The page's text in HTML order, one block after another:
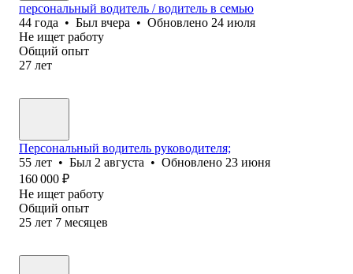
персональный водитель / водитель в семью
44 года • Был вчера • Обновлено 24 июля
Не ищет работу
Общий опыт
27 лет
Персональный водитель руководителя;
55 лет • Был 2 августа • Обновлено 23 июня
160 000 ₽
Не ищет работу
Общий опыт
25 лет 7 месяцев